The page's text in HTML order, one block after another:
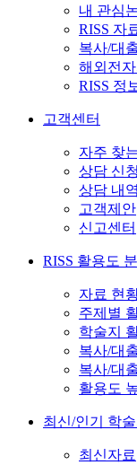
내 관심
RISS 자
복사/대
해외전
RISS 정
고객센터
자주 찾
상담 신청
상담 내
고객제안
신고센터
RISS 활용도
자료 현
주제별
학술지
복사/대
복사/대
활용도
최신/인기 학
최신자료